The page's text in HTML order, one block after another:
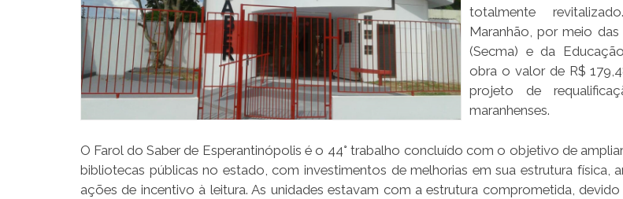
totalmente
Maranhão, por meio das
(Secma) e da
obra o valor de R$
projeto de
maranhenses.
O Farol do Saber de Esperantinópolis é o 44° trabalho concluído com o objetivo de
bibliotecas públicas no estado, com investimentos de melhorias em sua estrutura física,
ações de incentivo à leitura. As unidades estavam com a estrutura comprometida,